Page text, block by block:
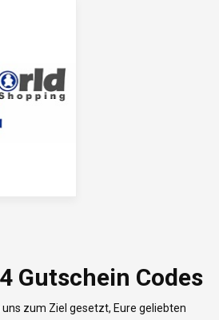
Gutschein Codes
uns zum Ziel gesetzt, Eure geliebten